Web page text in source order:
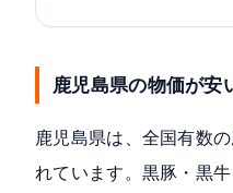
鹿児島県の物価が安
鹿児島県は、全国有数
れています。黒豚・黒